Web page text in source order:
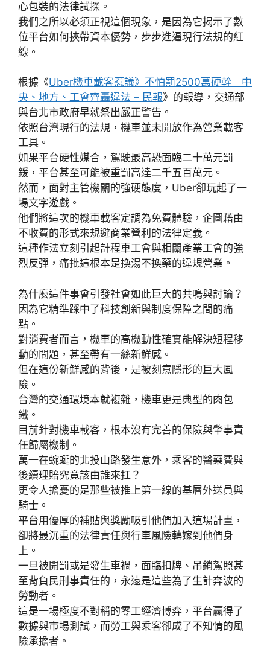
心包裝的法律試探。
我們之所以必須正視這個現象，是因為它揭示了數
位平台如何挾帶資本優勢，步步進逼現行法規的紅
線。
根據《Uber機車載客惹議》不怕罰2500萬硬幹 中
央、地方、工會齊轟違法 – 民報》的報導，交通部
與台北市政府早就祭出嚴正警告。
依照台灣現行的法規，機車並未開放作為營業載客
工具。
如果平台硬性媒合，駕駛最高恐面臨二十萬元罰
鍰，平台甚至可能被重罰高達二千五百萬元。
然而，面對主管機關的強硬態度，Uber卻玩起了一
場文字遊戲。
他們將這次的機車載客定調為免費體驗，企圖藉由
不收費的形式來規避商業營利的法律定義。
這種作法立刻引起計程車工會與相關產業工會的強
烈反彈，痛批這根本是換湯不換藥的違規營業。
為什麼這件事會引發社會如此巨大的共鳴與討論？
因為它精準踩中了科技創新與制度保障之間的痛
點。
對消費者而言，機車的高機動性確實能解決短程移
動的問題，甚至帶有一絲新鮮感。
但在這份新鮮感的背後，是被刻意隱形的巨大風
險。
台灣的交通環境本就複雜，機車更是典型的肉包
鐵。
目前針對機車載客，根本沒有完善的保險與肇事責
任歸屬機制。
萬一在蜿蜒的北投山路發生意外，乘客的醫藥費與
後續理賠究竟該由誰來扛？
更令人擔憂的是那些被推上第一線的基層外送員與
騎士。
平台用優厚的補貼與獎勵吸引他們加入這場計畫，
卻將最沉重的法律責任與行車風險轉嫁到他們身
上。
一旦被開罰或是發生車禍，面臨扣牌、吊銷駕照甚
至背負民刑事責任的，永遠是這些為了生計奔波的
勞動者。
這是一場極度不對稱的零工經濟博弈，平台贏得了
數據與市場測試，而勞工與乘客卻成了不知情的風
險承擔者。